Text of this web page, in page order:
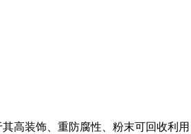
高装饰、重防腐性、粉末可回收利